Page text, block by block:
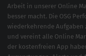
Arbeit in unserer Online
besser macht. Die OSG
wiederkehrende Aufgaben
und vereint alle Online
der kostenfreien App